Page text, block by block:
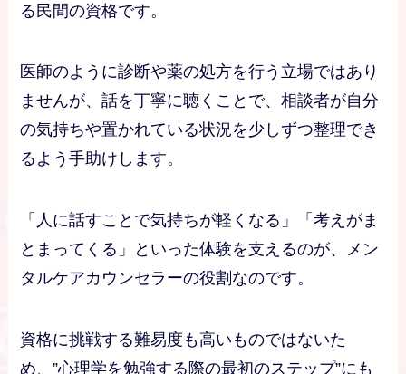
る民間の資格です。
医師のように診断や薬の処方を行う立場ではあり
ませんが、話を丁寧に聴くことで、相談者が自分
の気持ちや置かれている状況を少しずつ整理でき
るよう手助けします。
「人に話すことで気持ちが軽くなる」「考えがま
とまってくる」といった体験を支えるのが、メン
タルケアカウンセラーの役割なのです。
資格に挑戦する難易度も高いものではないた
め、”心理学を勉強する際の最初のステップ”にも